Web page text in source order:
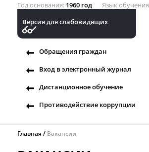
Год основания 1960 год Язык обучения
Версия для слабовидящих
Обращения граждан
Вход в электронный журнал
Дистанционное обучение
Противодействие коррупции
Главная Вакансии